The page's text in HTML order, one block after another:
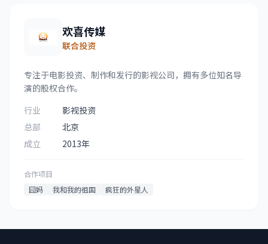
欢喜传媒
联合投资
专注于电影投资、制作和发行的影视公司，拥有多位知名导
演的股权合作。
行业
影视投资
总部
北京
成立
2013年
合作项目
囧妈
我和我的祖国 疯狂的外星人